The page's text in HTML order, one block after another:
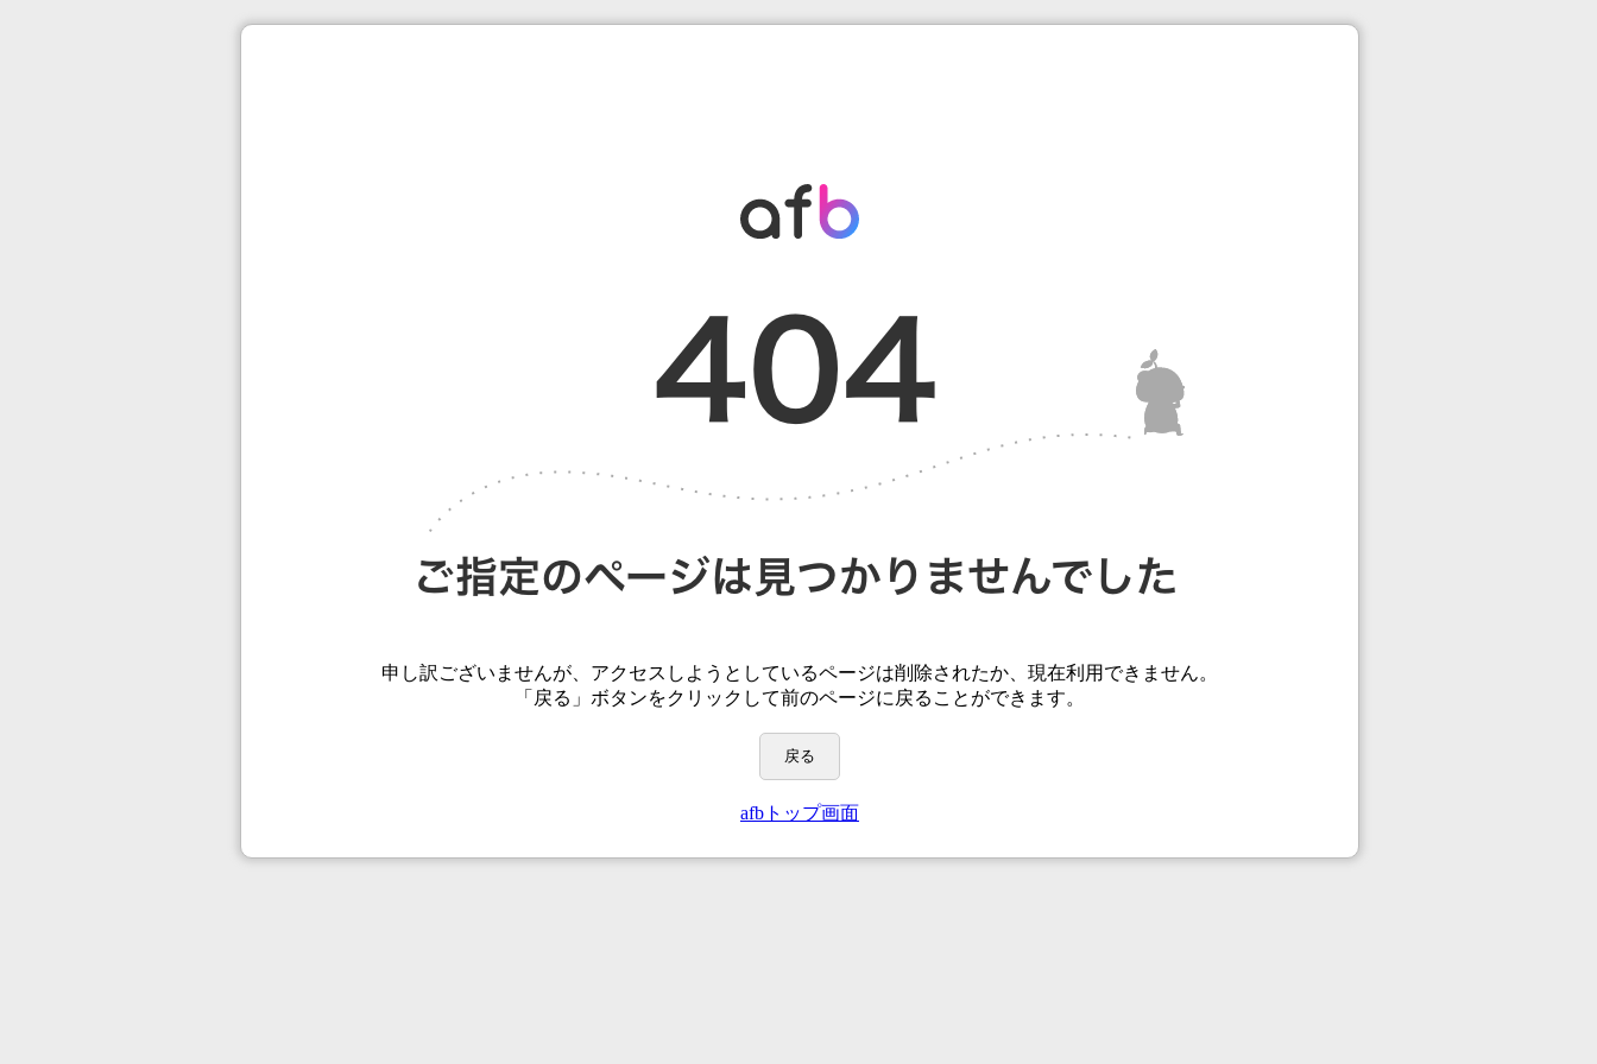
申し訳ございませんが、アクセスしようとしているページは削除されたか、現在利用できません。
「戻る」ボタンをクリックして前のページに戻ることができます。
戻る
afbトップ画面